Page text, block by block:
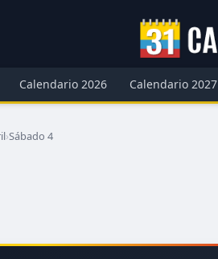
Calendario 2026 Calendario 2027
›Sábado 4